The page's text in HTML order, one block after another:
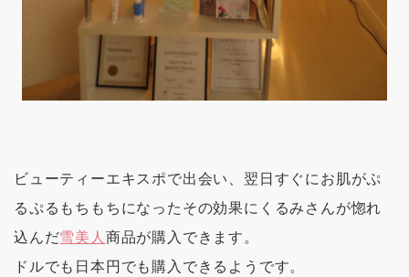
ビューティーエキスポで出会い、翌日すぐにお肌がぷ
るぷるもちもちになったその効果にくるみさんが惚れ
込んだ雪美人 商品が購入できます。
ドルでも日本円でも購入できるようです。